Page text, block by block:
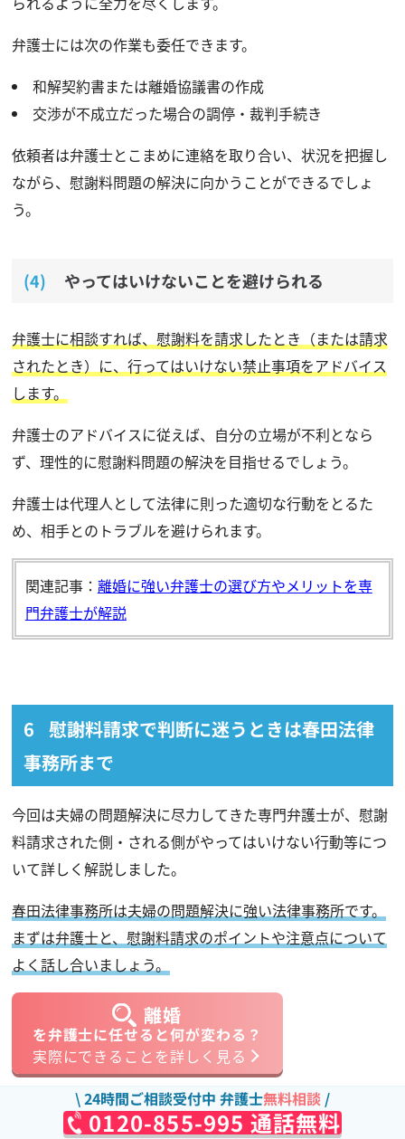
弁護士には次の作業も委任できます。
和解契約書または離婚協議書の作成
交渉が不成立だった場合の調停・裁判手続き
依頼者は弁護士とこまめに連絡を取り合い、状況を把握し
ながら、慰謝料問題の解決に向かうことができるでしょ
う。
やってはいけないことを避けられる
弁護士に相談すれば、慰謝料を請求したとき（または請求
されたとき）に、行ってはいけない禁止事項をアドバイス
します。
弁護士のアドバイスに従えば、自分の立場が不利となら
ず、理性的に慰謝料問題の解決を目指せるでしょう。
弁護士は代理人として法律に則った適切な行動をとるた
め、相手とのトラブルを避けられます。
関連記事： 離婚に強い弁護士の選び方やメリットを専
門弁護士が解説
慰謝料請求で判断に迷うときは春田法律
事務所まで
今回は夫婦の問題解決に尽力してきた専門弁護士が、慰謝
料請求された側・される側がやってはいけない行動等につ
いて詳しく解説しました。
春田法律事務所は夫婦の問題解決に強い法律事務所です。
まずは弁護士と、慰謝料請求のポイントや注意点について
よく話し合いましょう。
離婚
を弁護士に任せると何が変わる？
実際にできることを詳しく見る
離婚のコラムをもっと読む
24時間ご相談受付中 弁護士無料相談
0120-855-995 通話無料